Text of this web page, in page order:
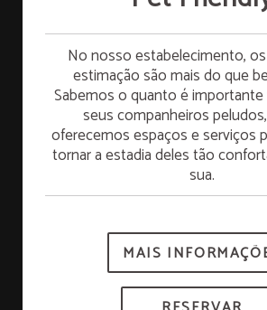
Pequeno-
Hospede-se no domingo e
almoço GRÁTIS na segunda-
semana com muita
*Sujeito à disponibilidade.
RESERVAR
No nosso estabelecimento,
estimação são mais do que
Sabemos o quanto é importante
seus companheiros
oferecemos espaços e serviços
tornar a estadia deles tão
sua.
MAIS